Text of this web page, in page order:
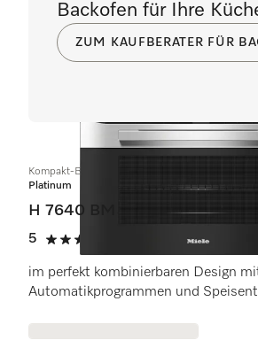
Kompakt-Backofen mit Mikrowelle
Platinum
H 7640 BM
5
5 Sterne von 5
(2 Bewertungen)
im perfekt kombinierbaren Design
Automatikprogrammen und
Backofen für Ihre
ZUM KAUFBERATER FÜR